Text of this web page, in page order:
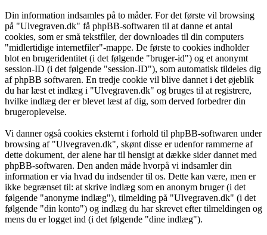
Din information indsamles på to måder. For det første vil browsing
på "Ulvegraven.dk" få phpBB-softwaren til at danne et antal
cookies, som er små tekstfiler, der downloades til din computers
"midlertidige internetfiler"-mappe. De første to cookies indholder
blot en brugeridentitet (i det følgende "bruger-id") og et anonymt
session-ID (i det følgende "session-ID"), som automatisk tildeles dig
af phpBB softwaren. En tredje cookie vil blive dannet i det øjeblik
du har læst et indlæg i "Ulvegraven.dk" og bruges til at registrere,
hvilke indlæg der er blevet læst af dig, som derved forbedrer din
brugeroplevelse.
Vi danner også cookies eksternt i forhold til phpBB-softwaren under
browsing af "Ulvegraven.dk", skønt disse er udenfor rammerne af
dette dokument, der alene har til hensigt at dække sider dannet med
phpBB-softwaren. Den anden måde hvorpå vi indsamler din
information er via hvad du indsender til os. Dette kan være, men er
ikke begrænset til: at skrive indlæg som en anonym bruger (i det
følgende "anonyme indlæg"), tilmelding på "Ulvegraven.dk" (i det
følgende "din konto") og indlæg du har skrevet efter tilmeldingen og
mens du er logget ind (i det følgende "dine indlæg").